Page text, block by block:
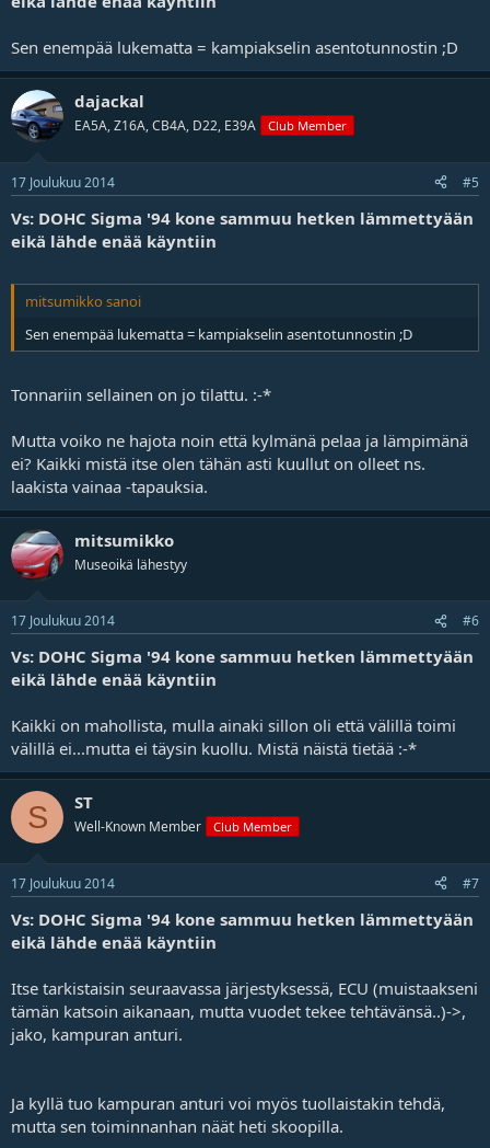
Sen enempää lukematta = kampiakselin asentotunnostin ;D
dajackal
EA5A, Z16A, CB4A, D22, E39A Club Member
17 Joulukuu 2014 #5
Vs: DOHC Sigma '94 kone sammuu hetken lämmettyään
eikä lähde enää käyntiin
mitsumikko sanoi
Sen enempää lukematta = kampiakselin asentotunnostin ;D
Tonnariin sellainen on jo tilattu. :-*
Mutta voiko ne hajota noin että kylmänä pelaa ja lämpimänä
ei? Kaikki mistä itse olen tähän asti kuullut on olleet ns.
laakista vainaa -tapauksia.
mitsumikko
Museoikä lähestyy
17 Joulukuu 2014 #6
Vs: DOHC Sigma '94 kone sammuu hetken lämmettyään
eikä lähde enää käyntiin
Kaikki on mahollista, mulla ainaki sillon oli että välillä toimi
välillä ei...mutta ei täysin kuollu. Mistä näistä tietää :-*
S ST
Well-Known Member Club Member
17 Joulukuu 2014 #7
Vs: DOHC Sigma '94 kone sammuu hetken lämmettyään
eikä lähde enää käyntiin
Itse tarkistaisin seuraavassa järjestyksessä, ECU (muistaakseni
tämän katsoin aikanaan, mutta vuodet tekee tehtävänsä..)->,
jako, kampuran anturi.
Ja kyllä tuo kampuran anturi voi myös tuollaistakin tehdä,
mutta sen toiminnanhan näät heti skoopilla.